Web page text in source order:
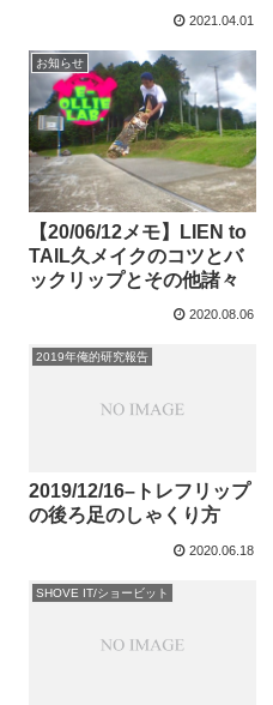
2021.04.01
お知らせ
【20/06/12メモ】LIEN to
TAIL久メイクのコツとバ
ックリップとその他諸々
2020.08.06
2019年俺的研究報告
2019/12/16–トレフリップ
の後ろ足のしゃくり方
2020.06.18
SHOVE IT/ショービット